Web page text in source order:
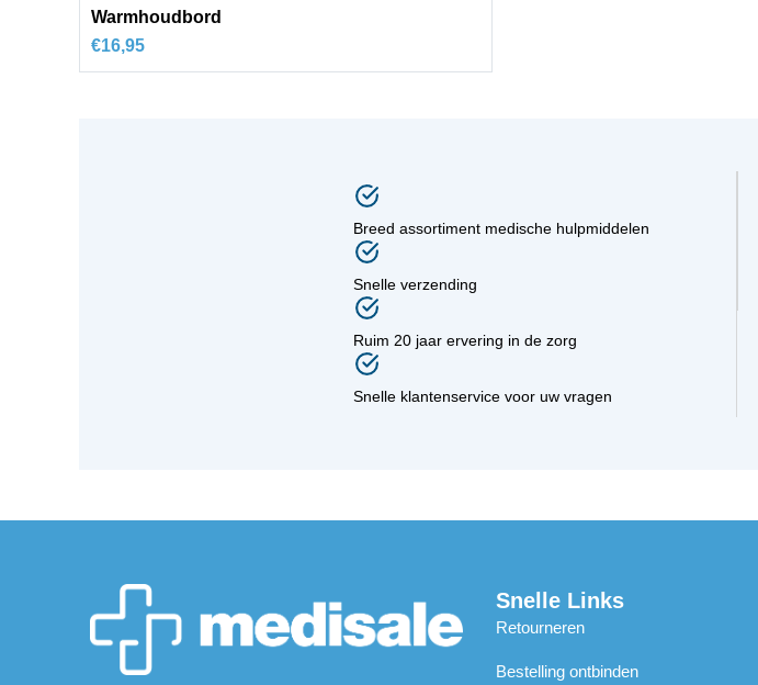
Warmhoudbord
€16,95
Breed assortiment medische hulpmiddelen
Snelle verzending
Ruim 20 jaar ervering in de zorg
Snelle klantenservice voor uw vragen
Snelle Links
Retourneren
Bestelling ontbinden